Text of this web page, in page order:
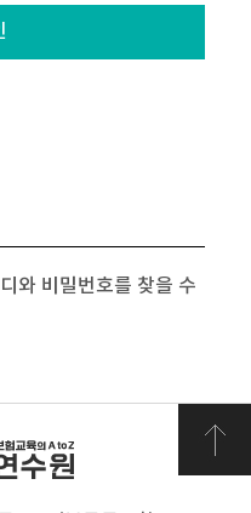
와 비밀번호를 찾을 수